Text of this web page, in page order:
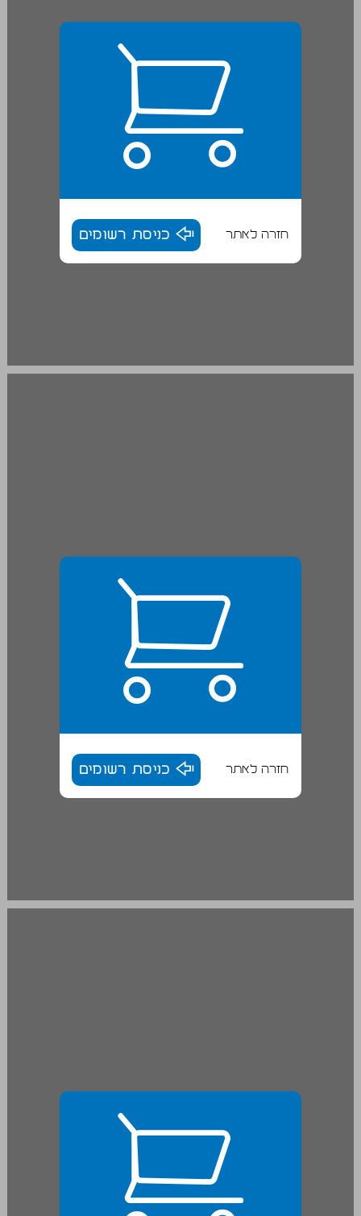
חזרה לאתר כניסת רשומים
חזרה לאתר כניסת רשומים
חלק ראשון: יסודות ... 21